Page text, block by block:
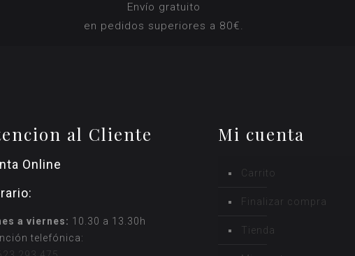
Envío gratuito
en pedidos superiores a 80€.
al Cliente
Online
a viernes: 10.30 a 13.30h
telefónica:
Mi cuenta
Carrito
Finalizar compra
Tienda